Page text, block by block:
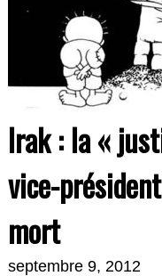
Irak : la «
vice-
mort
septembre 9, 2012